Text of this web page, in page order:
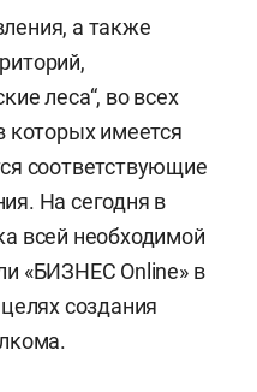
а также
леса“, во всех
которых имеется
соответствующие
На сегодня в
всей необходимой
«БИЗНЕС Online» в
создания